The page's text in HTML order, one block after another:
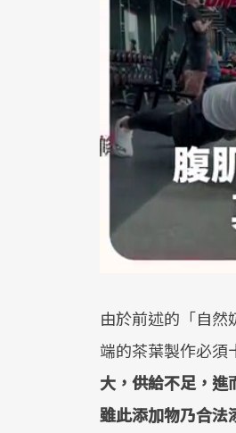
由於前述的「自
端的茶葉製作必須
大，供給不足，進
雖此添加物乃合法